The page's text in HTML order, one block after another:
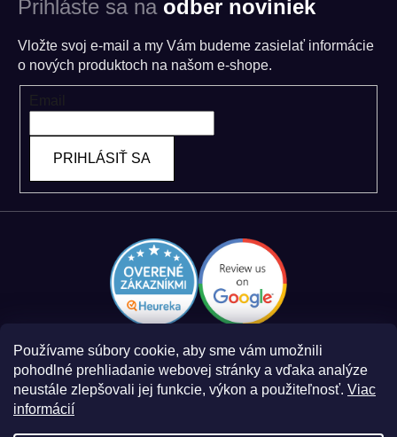
Používame súbory cookie, aby sme vám umožnili
pohodlné prehliadanie webovej stránky a vďaka analýze
neustále zlepšovali jej funkcie, výkon a použiteľnosť. Viac
informácií
Prihláste sa na odber noviniek
Vložte svoj e-mail a my Vám budeme zasielať informácie
o nových produktoch na našom e-shope.
PRIHLÁSIŤ SA
Zásady spracovania osobných údajov
Obchodné podmienky